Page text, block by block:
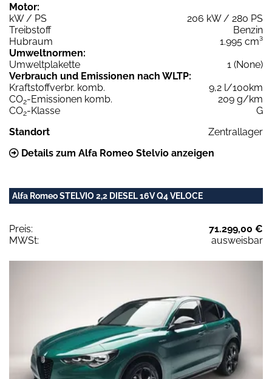
Motor:
kW / PS
206 kW / 280 PS
Treibstoff
Benzin
Hubraum
1.995 cm³
Umweltnormen:
Umweltplakette
1 (None)
Verbrauch und Emissionen nach WLTP:
Kraftstoffverbr. komb.
9,2 l/100km
CO2-Emissionen komb.
209 g/km
CO2-Klasse
G
Standort
Zentrallager
Details zum Alfa Romeo Stelvio anzeigen
Alfa Romeo STELVIO 2,2 DIESEL 16V Q4 VELOCE
Preis:
71.299,00 €
MWSt:
ausweisbar